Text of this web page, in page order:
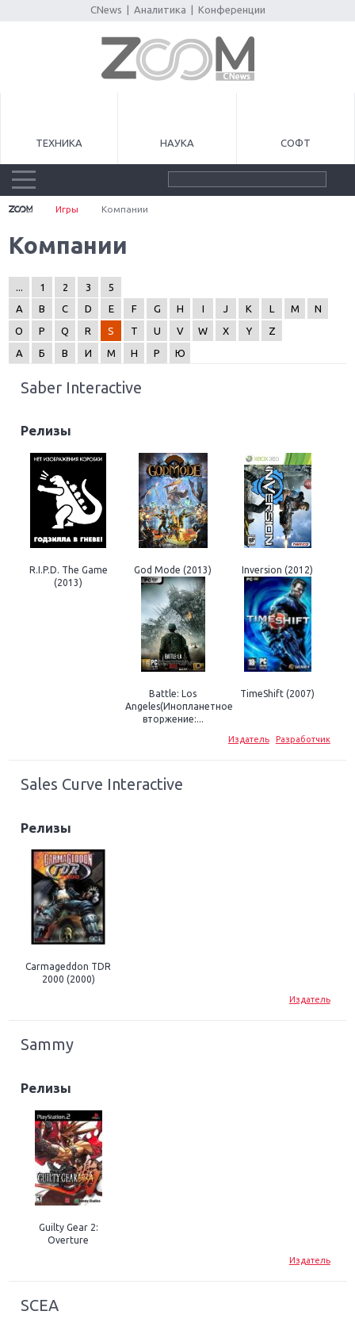
CNews Аналитика Конференции
ТЕХНИКА НАУКА СОФТ
Игры Компании
Компании
1 2 3
5
A
B C D E F G H I J K L M
N
O
P Q R S T U V W X Y
Z
А
Б В И М Н Р Ю
Saber Interactive
Релизы
R.I.P.D. The Game
(2013)
God Mode (2013) Inversion (2012)
Battle: Los
Angeles(Инопланетное
вторжение:...
TimeShift (2007)
Издатель Разработчик
Sales Curve Interactive
Релизы
Carmageddon TDR
2000 (2000)
Издатель
Sammy
Релизы
Guilty Gear 2:
Overture
Издатель
SCEA